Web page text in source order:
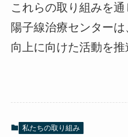
これらの取り組みを
陽子線治療センター
向上に向けた活動を推
私たちの取り組み